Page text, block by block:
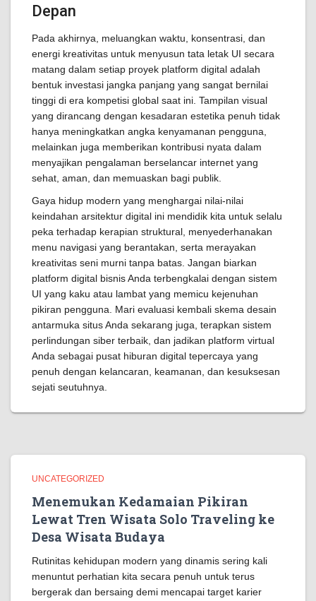
Depan
Pada akhirnya, meluangkan waktu, konsentrasi, dan
energi kreativitas untuk menyusun tata letak UI secara
matang dalam setiap proyek platform digital adalah
bentuk investasi jangka panjang yang sangat bernilai
tinggi di era kompetisi global saat ini. Tampilan visual
yang dirancang dengan kesadaran estetika penuh tidak
hanya meningkatkan angka kenyamanan pengguna,
melainkan juga memberikan kontribusi nyata dalam
menyajikan pengalaman berselancar internet yang
sehat, aman, dan memuaskan bagi publik.
Gaya hidup modern yang menghargai nilai-nilai
keindahan arsitektur digital ini mendidik kita untuk selalu
peka terhadap kerapian struktural, menyederhanakan
menu navigasi yang berantakan, serta merayakan
kreativitas seni murni tanpa batas. Jangan biarkan
platform digital bisnis Anda terbengkalai dengan sistem
UI yang kaku atau lambat yang memicu kejenuhan
pikiran pengguna. Mari evaluasi kembali skema desain
antarmuka situs Anda sekarang juga, terapkan sistem
perlindungan siber terbaik, dan jadikan platform virtual
Anda sebagai pusat hiburan digital tepercaya yang
penuh dengan kelancaran, keamanan, dan kesuksesan
sejati seutuhnya.
UNCATEGORIZED
Menemukan Kedamaian Pikiran
Lewat Tren Wisata Solo Traveling ke
Desa Wisata Budaya
Rutinitas kehidupan modern yang dinamis sering kali
menuntut perhatian kita secara penuh untuk terus
bergerak dan bersaing demi mencapai target karier